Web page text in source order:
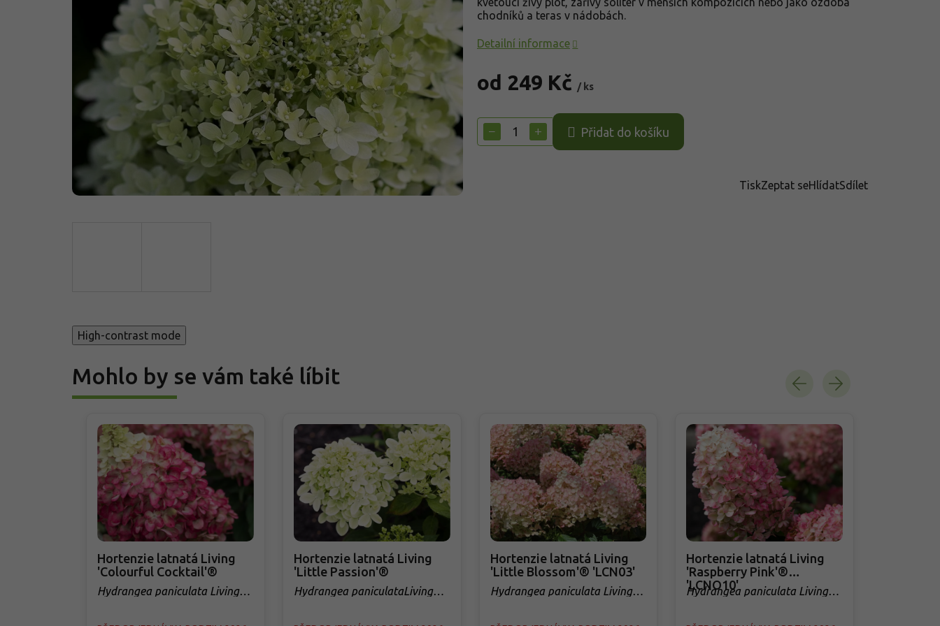
od 249 Kč / ks
cena:
+
− Přidat do košíku
chodníků a teras v nádobách.
Detailní informace
TiskZeptat seHlídatSdílet
High-contrast mode
Mohlo by se vám také líbit
Hortenzie latnatá Living
'Colourful Cocktail'®
Hydrangea paniculata Living
Hortenzie latnatá Living
'Little Passion'®
Hydrangea paniculataLiving
Hortenzie latnatá Living
'Little Blossom'® 'LCN03'
Hydrangea paniculata Living
Hortenzie latnatá Living
'Raspberry Pink'®
'LCNO10'
Hydrangea paniculata Living